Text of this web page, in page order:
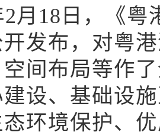
18日，《粤
发布，对粤
间布局等作
设、基础设
环境保护、